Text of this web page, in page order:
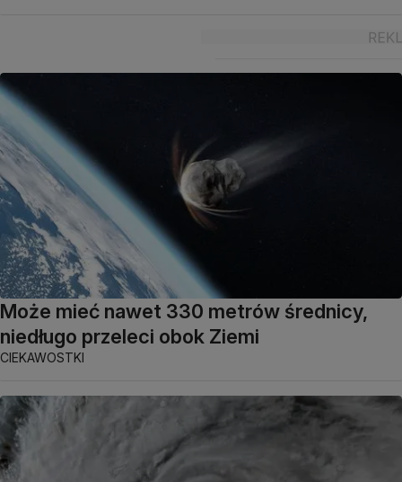
Może mieć nawet 330 metrów średnicy,
niedługo przeleci obok Ziemi
CIEKAWOSTKI